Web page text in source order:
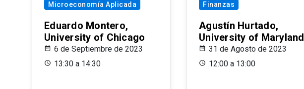
Microeconomía Aplicada
Eduardo Montero,
University of Chicago
6 de Septiembre de 2023
13:30 a 14:30
Finanzas
Agustín Hurtado,
University of Maryland
31 de Agosto de 2023
12:00 a 13:00